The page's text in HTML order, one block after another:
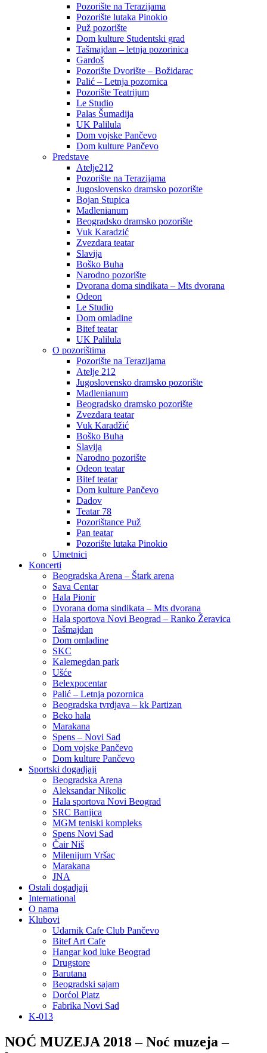
Pozorište na Terazijama
Pozorište lutaka Pinokio
Puž pozorište
Dom kulture Studentski grad
Tašmajdan – letnja pozorinica
Gardoš
Pozorište Dvorište – Božidarac
Palić – Letnja pozornica
Pozorište Teatrijum
Le Studio
Palas Šumadija
UK Palilula
Dom vojske Pančevo
Dom kulture Pančevo
Predstave
Atelje212
Pozorište na Terazijama
Jugoslovensko dramsko pozorište
Bojan Stupica
Madlenianum
Beogradsko dramsko pozorište
Vuk Karadzić
Zvezdara teatar
Slavija
Boško Buha
Narodno pozorište
Dvorana doma sindikata – Mts dvorana
Odeon
Le Studio
Dom omladine
Bitef teatar
UK Palilula
O pozorištima
Pozorište na Terazijama
Atelje 212
Jugoslovensko dramsko pozorište
Madlenianum
Beogradsko dramsko pozorište
Zvezdara teatar
Vuk Karadžić
Boško Buha
Slavija
Narodno pozorište
Odeon teatar
Bitef teatar
Dom kulture Pančevo
Dadov
Teatar 78
Pozorištance Puž
Pan teatar
Pozorište lutaka Pinokio
Umetnici
Koncerti
Beogradska Arena – Štark arena
Sava Centar
Hala Pionir
Dvorana doma sindikata – Mts dvorana
Hala sportova Novi Beograd – Ranko Žeravica
Tašmajdan
Dom omladine
SKC
Kalemegdan park
Ušće
Belexpocentar
Palić – Letnja pozornica
Beogradska tvrdjava – kk Partizan
Beko hala
Marakana
Spens – Novi Sad
Dom vojske Pančevo
Dom kulture Pančevo
Sportski dogadjaji
Beogradska Arena
Aleksandar Nikolic
Hala sportova Novi Beograd
SRC Banjica
MGM teniski kompleks
Spens Novi Sad
Čair Niš
Milenijum Vršac
Marakana
JNA
Ostali dogadjaji
International
O nama
Klubovi
Udarnik Cafe Club Pančevo
Bitef Art Cafe
Hangar kod luke Beograd
Drugstore
Barutana
Beogradski sajam
Dorćol Platz
Fabrika Novi Sad
K-013
NOĆ MUZEJA 2018 – Noć muzeja –